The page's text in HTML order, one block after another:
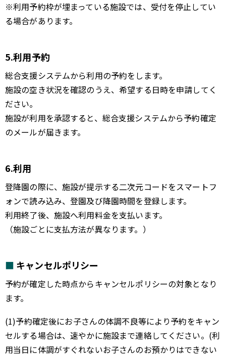
※利用予約枠が埋まっている施設では、受付を停止してい
る場合があります。
5.利用予約
総合支援システムから利用の予約をします。
施設の空き状況を確認のうえ、希望する日時を申請してく
ださい。
施設が利用を承認すると、総合支援システムから予約確定
のメールが届きます。
6.利用
登降園の際に、施設が提示する二次元コードをスマートフ
ォンで読み込み、登園及び降園時間を登録します。
利用終了後、施設へ利用料金を支払います。
（施設ごとに支払方法が異なります。）
キャンセルポリシー
予約が確定した時点からキャンセルポリシーの対象となり
ます。
(1)予約確定後にお子さんの体調不良等により予約をキャン
セルする場合は、速やかに施設まで連絡してください。(利
用当日に体調がすぐれないお子さんのお預かりはできない